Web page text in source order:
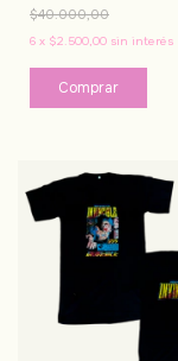
$40.000,00
6 x $2.500,00 sin interés